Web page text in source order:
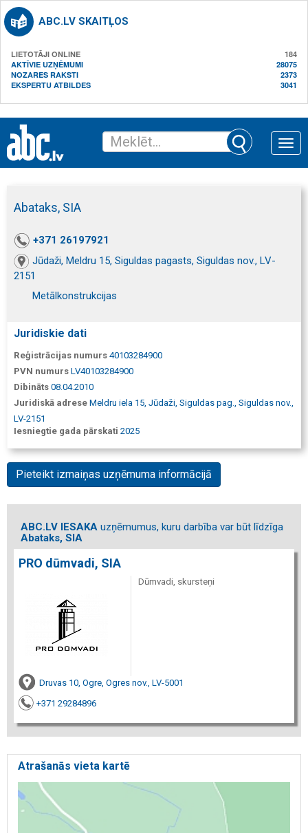
ABC.LV SKAITĻOS
LIETOTĀJI ONLINE
184
AKTĪVIE UZŅĒMUMI
28075
NOZARES RAKSTI
2373
EKSPERTU ATBILDES
3041
Toggle
Abataks, SIA
+371 26197921
Jūdaži, Meldru 15, Siguldas pagasts, Siguldas nov., LV-
2151
Metālkonstrukcijas
Juridiskie dati
Reģistrācijas numurs 40103284900
PVN numurs LV40103284900
Dibināts 08.04.2010
Juridiskā adrese Meldru iela 15, Jūdaži, Siguldas pag., Siguldas nov.,
LV-2151
Iesniegtie gada pārskati 2025
Pieteikt izmaiņas uzņēmuma informācijā
ABC.LV IESAKA uzņēmumus, kuru darbība var būt līdzīga
Abataks, SIA
PRO dūmvadi, SIA
Dūmvadi, skursteņi
Druvas 10, Ogre, Ogres nov., LV-5001
+371 29284896
Atrašanās vieta kartē